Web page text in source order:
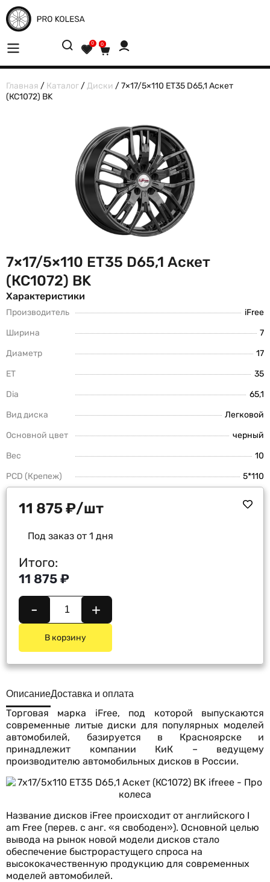
0 0
Главная / Каталог /Диски / 7×17/5×110 ET35 D65,1 Аскет
(КС1072) BK
7×17/5×110 ET35 D65,1 Аскет
(КС1072) BK
Характеристики
Производитель
iFree
Ширина
7
Диаметр
17
ET
35
Dia
65,1
Вид диска
Легковой
Основной цвет
черный
Вес
10
PCD (Крепеж)
5*110
11 875₽/шт
Под заказ от 1 дня
Итого:
11 875 ₽
- +
В корзину
ОписаниеДоставка и оплата
Торговая марка iFree, под которой выпускаются
современные литые диски для популярных моделей
автомобилей, базируется в Красноярске и
принадлежит компании КиК – ведущему
производителю автомобильных дисков в России.
Название дисков iFree происходит от английского I
am Free (перев. с анг. «я свободен»). Основной целью
вывода на рынок новой модели дисков стало
обеспечение быстрорастущего спроса на
высококачественную продукцию для современных
моделей автомобилей.